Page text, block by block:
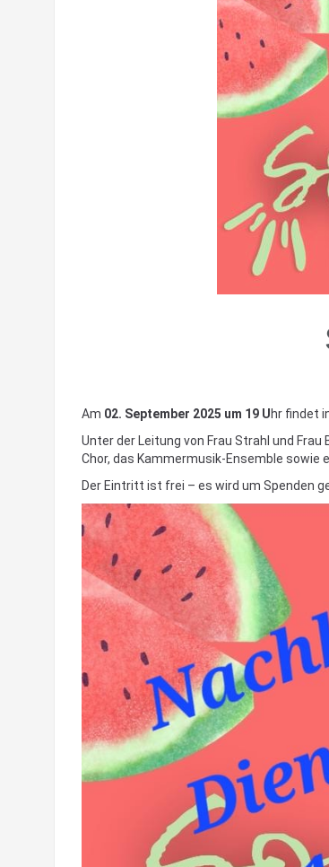
Am 02. September 2025 um 19 Uhr findet
Unter der Leitung von Frau Strahl und
Chor, das Kammermusik-Ensemble sowie
Der Eintritt ist frei – es wird um Spenden